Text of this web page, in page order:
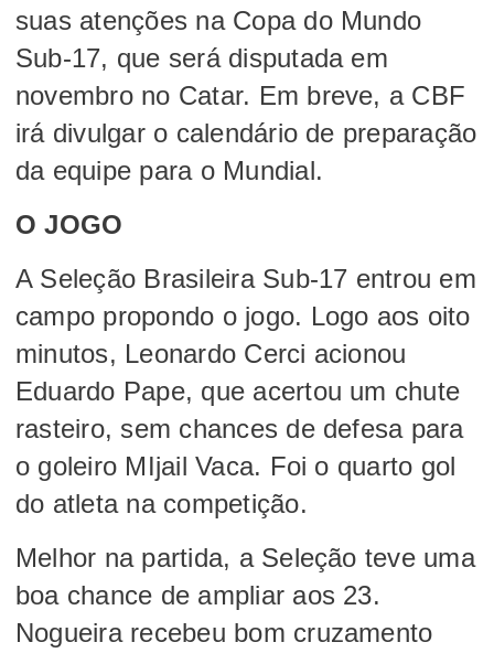
suas atenções na Copa do Mundo
Sub-17, que será disputada em
novembro no Catar. Em breve, a CBF
irá divulgar o calendário de preparação
da equipe para o Mundial.
O JOGO
A Seleção Brasileira Sub-17 entrou em
campo propondo o jogo. Logo aos oito
minutos, Leonardo Cerci acionou
Eduardo Pape, que acertou um chute
rasteiro, sem chances de defesa para
o goleiro MIjail Vaca. Foi o quarto gol
do atleta na competição.
Melhor na partida, a Seleção teve uma
boa chance de ampliar aos 23.
Nogueira recebeu bom cruzamento